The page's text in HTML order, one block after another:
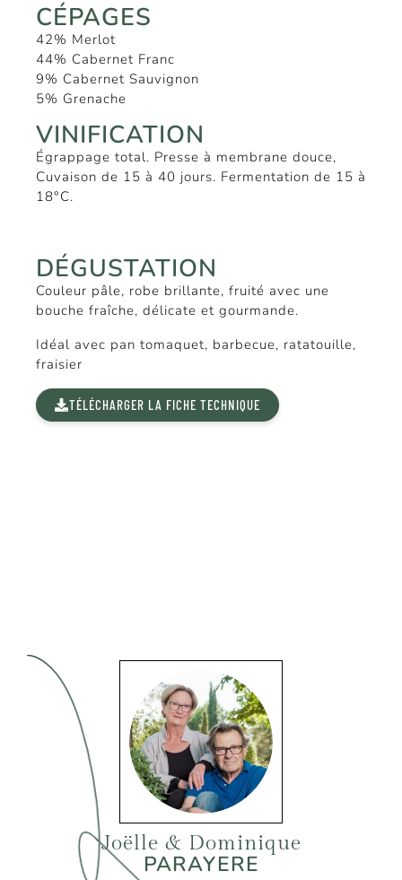
CÉPAGES
42% Merlot
44% Cabernet Franc
9% Cabernet Sauvignon
5% Grenache
VINIFICATION
Égrappage total. Presse à membrane douce,
Cuvaison de 15 à 40 jours. Fermentation de 15 à
18°C.
DÉGUSTATION
Couleur pâle, robe brillante, fruité avec une
bouche fraîche, délicate et gourmande.
Idéal avec pan tomaquet, barbecue, ratatouille,
fraisier
TÉLÉCHARGER LA FICHE TECHNIQUE
Joëlle & Dominique
PARAYERE